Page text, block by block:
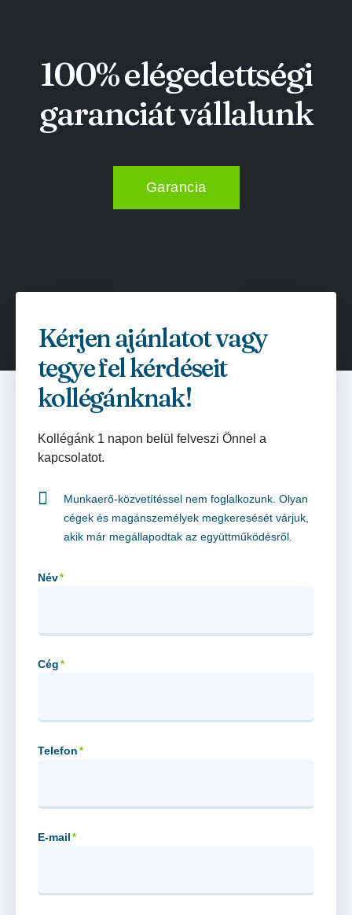
100% elégedettségi
garanciát vállalunk
Garancia
Kérjen ajánlatot vagy
tegye fel kérdéseit
kollégánknak!
Kollégánk 1 napon belül felveszi Önnel a
kapcsolatot.
Munkaerő-közvetítéssel nem foglalkozunk. Olyan
cégek és magánszemélyek megkeresését várjuk,
akik már megállapodtak az együttműködésről.
Név*
Cég *
Telefon *
E-mail *